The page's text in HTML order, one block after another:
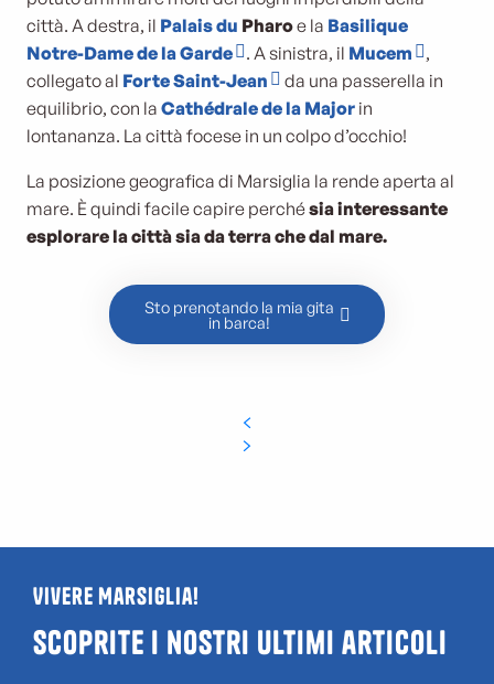
città. A destra, il Palais du Pharoe la Basilique
Notre-Dame de la Garde
. A sinistra, il Mucem
,
collegato al Forte Saint-Jean
da una passerella in
equilibrio, con la Cathédrale de la Major in
lontananza. La città focese in un colpo d’occhio!
La posizione geografica di Marsiglia la rende aperta al
mare. È quindi facile capire perchésiainteressante
esplorare la città sia da terra che dal mare.
Sto prenotando la mia gita
in barca!
Vivere Marsiglia!
Scoprite i nostri ultimi articoli